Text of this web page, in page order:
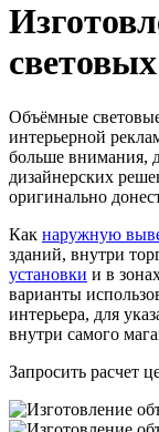
Объёмные
интерьерной
больше внимания,
дизайнерских
оригинально
Как наружную
зданий, внутри
установки и в
варианты
интерьера, для
внутри самого
Запросить расчет